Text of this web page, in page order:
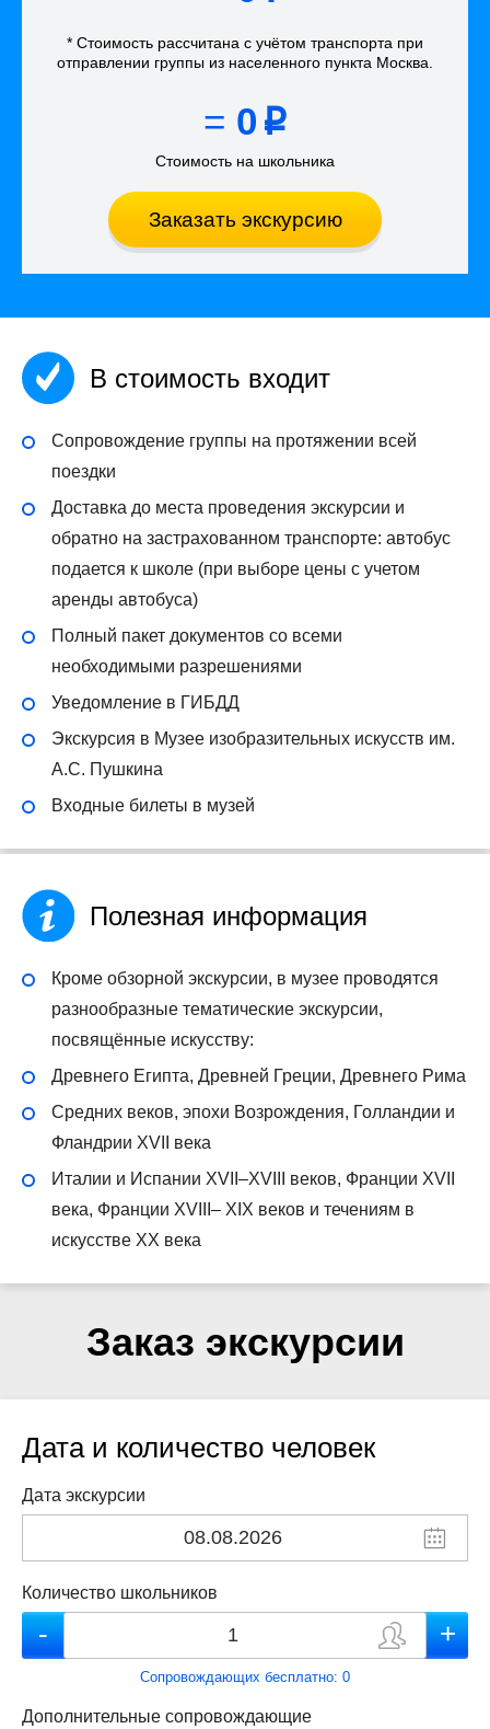
* Стоимость рассчитана с учётом транспорта при
отправлении группы из населенного пункта Москва
= 0 p
Стоимость на школьника
Заказать экскурсию
В стоимость входит
Сопровождение группы на протяжении всей
поездки
Доставка до места проведения экскурсии и
обратно на застрахованном транспорте: автобус
подается к школе (при выборе цены с учетом
аренды автобуса)
Полный пакет документов со всеми
необходимыми разрешениями
Уведомление в ГИБДД
Экскурсия в Музее изобразительных искусств им.
А.С. Пушкина
Входные билеты в музей
Полезная информация
Кроме обзорной экскурсии, в музее проводятся
разнообразные тематические экскурсии,
посвящённые искусству:
Древнего Египта, Древней Греции, Древнего Рима
Средних веков, эпохи Возрождения, Голландии и
Фландрии XVII века
Италии и Испании XVII–XVIII веков, Франции XVII
века, Франции XVIII– XIX веков и течениям в
искусстве XX века
Заказ экскурсии
Дата и количество человек
Дата экскурсии
Количество школьников
Сопровождающих бесплатно: 0
Дополнительные сопровождающие